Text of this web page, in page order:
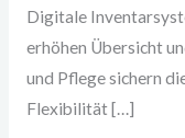
Digitale
erhöhen Übersicht
und Pflege sichern
Flexibilität […]